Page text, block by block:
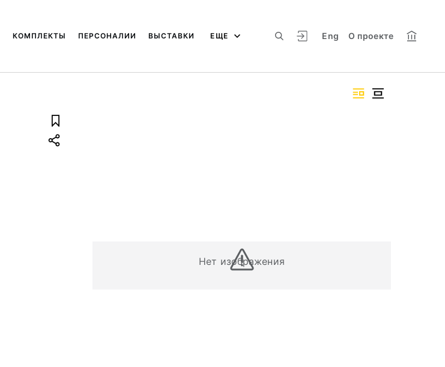
Eng О проекте
КОМПЛЕКТЫ ПЕРСОНАЛИИ ВЫСТАВКИ ЕЩЕ
Нет изображения